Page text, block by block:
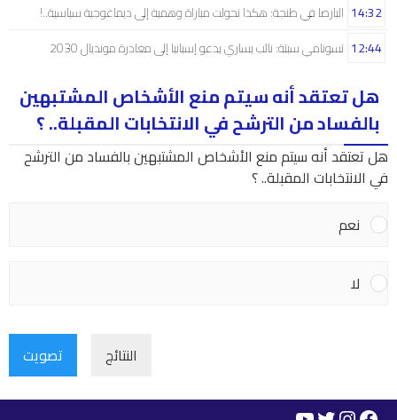
البارصا في طنجة: هكذا تحولت مباراة وهمية إلى ديماغوجية سياسية..! 14:32
تسونامي سبتة: نائب يساري يدعو إسبانيا إلى مغادرة مونديال 2030 12:44
هل تعتقد أنه سيتم منع الأشخاص المشتبهين
بالفساد من الترشح في الانتخابات المقبلة.. ؟
هل تعتقد أنه سيتم منع الأشخاص المشتبهين بالفساد من الترشح
في الانتخابات المقبلة.. ؟
نعم
لا
النتائج تصويت